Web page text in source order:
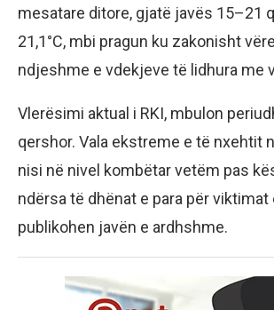
mesatare ditore, gjatë javës 15–21
21,1°C, mbi pragun ku zakonisht
ndjeshme e vdekjeve të lidhura me
Vlerësimi aktual i RKI, mbulon
qershor. Vala ekstreme e të nxehtit
nisi në nivel kombëtar vetëm pas
ndërsa të dhënat e para për
publikohen javën e ardhshme.